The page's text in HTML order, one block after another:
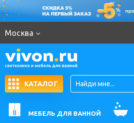
Москва
КАТАЛОГ
МЕБЕЛЬ ДЛЯ ВАННОЙ